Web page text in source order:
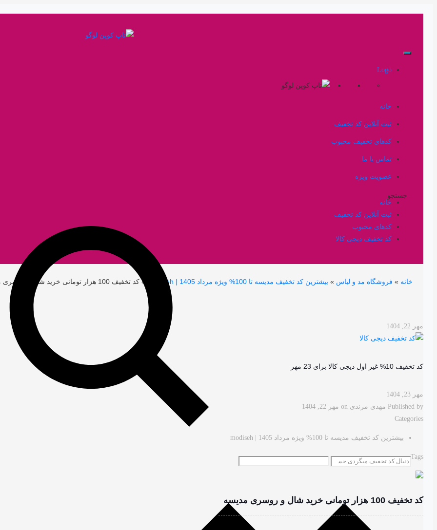
Logo
خانه
ثبت آنلاین کد تخفیف
کدهای تخفیف محبوب
تماس با ما
عضویت ویژه
جستجو
خانه
ثبت آنلاین کد تخفیف
کدهای محبوب
کد تخفیف دیجی کالا
خانه » فروشگاه مد و لباس » بیشترین کد تخفیف مدیسه تا 100% ویژه مرداد 1405 | modiseh »کد تخفیف 100 هزار تومانی خرید شال و روسری مدیسه
مهر 22, 1404
کد تخفیف 10% غیر اول دیجی کالا برای 23 مهر
مهر 23, 1404
Published by مهدی مرندی on مهر 22, 1404
Categories
بیشترین کد تخفیف مدیسه تا 100% ویژه مرداد 1405 | modiseh
Tags
کد تخفیف 100 هزار تومانی خرید شال و روسری مدیسه